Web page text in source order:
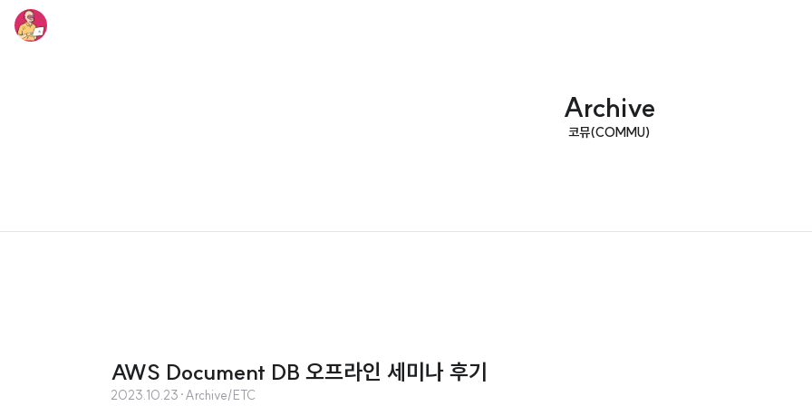
Archive
코뮤(COMMU)
AWS Document DB 오프라인 세미나 후기
2023.10.23 ·Archive/ETC